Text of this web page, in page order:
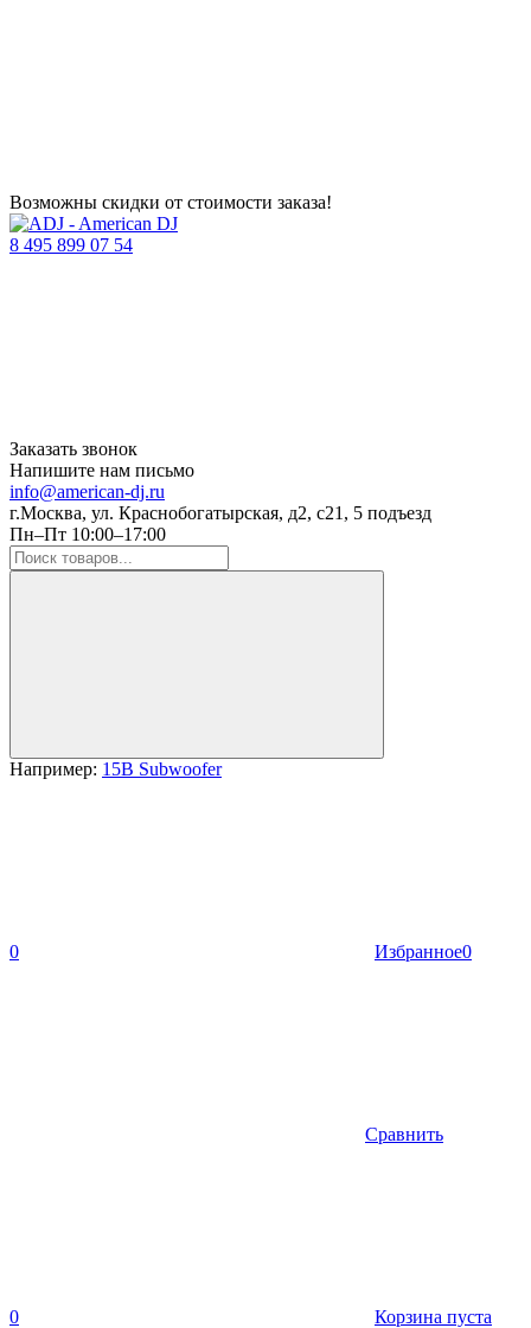
Возможны скидки от стоимости заказа!
8 495 899 07 54
Заказать звонок
Напишите нам письмо
info@american-dj.ru
г.Москва, ул. Краснобогатырская, д2, с21, 5 подъезд
Пн–Пт 10:00–17:00
Например: 15B Subwoofer
0 Избранное0
Сравнить
0 Корзина пуста